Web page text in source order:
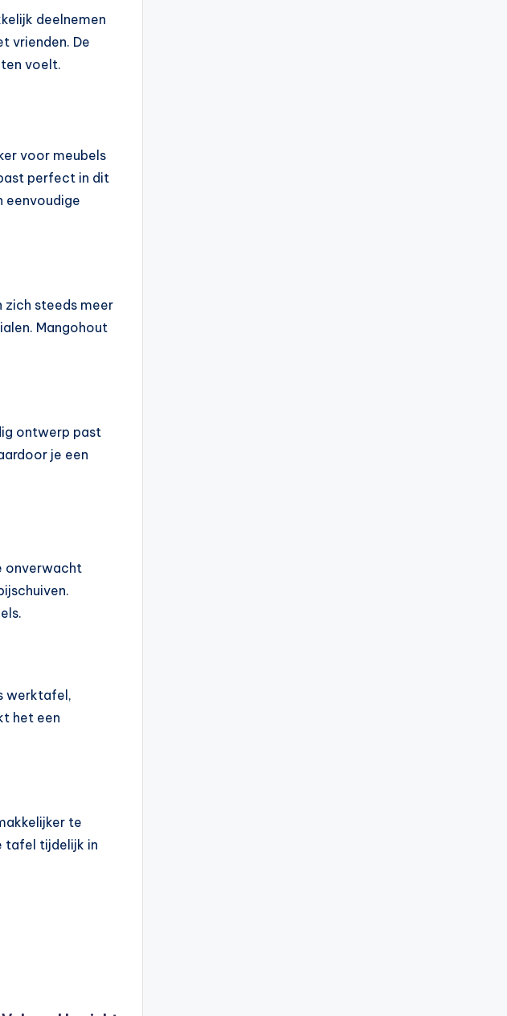
deelnemen
vrienden. De
voelt.
voor meubels
perfect in dit
eenvoudige
zich steeds meer
Mangohout
ontwerp past
je een
onverwacht
werktafel,
het een
te
tafel tijdelijk in